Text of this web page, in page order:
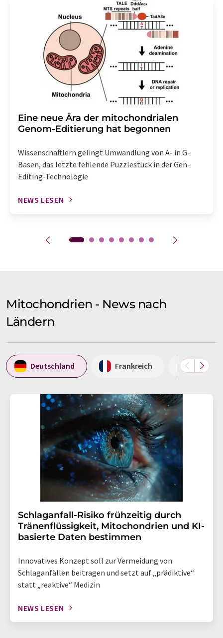
Eine neue Ära der mitochondrialen
Genom-Editierung hat begonnen
Wissenschaftlern gelingt Umwandlung von A- in G-
Basen, das letzte fehlende Puzzlestück in der Gen-
Editing-Technologie
NEWS LESEN
Mitochondrien - News nach
Ländern
Deutschland Frankreich Korea,
Schlaganfall-Risiko frühzeitig durch
Tränenflüssigkeit, Mitochondrien und KI-
basierte Daten bestimmen
Innovatives Konzept soll zur Vermeidung von
Schlaganfällen beitragen und setzt auf „prädiktive“
statt „reaktive“ Medizin
NEWS LESEN